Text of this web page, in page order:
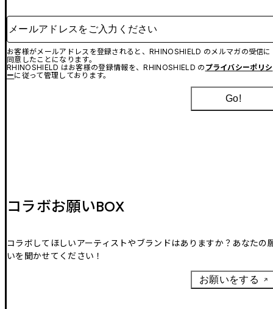
メールアドレスをご入力ください
お客様がメールアドレスを登録されると、RHINOSHIELD のメルマガの受信に
同意したことになります。
RHINOSHIELD はお客様の登録情報を、RHINOSHIELD の プライバシーポリシ
ーに従って管理しております。
Go!
コラボお願いBOX
コラボしてほしいアーティストやブランドはありますか？あなたの
いを聞かせてください！
お願いをする